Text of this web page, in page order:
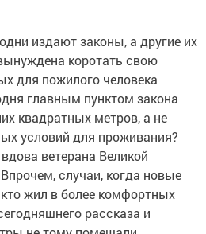
издают законы, а другие их
коротать свою
для пожилого человека
главным пунктом закона
квадратных метров, а не
условий для проживания?
ветерана Великой
случаи, когда новые
жил в более комфортных
рассказа и